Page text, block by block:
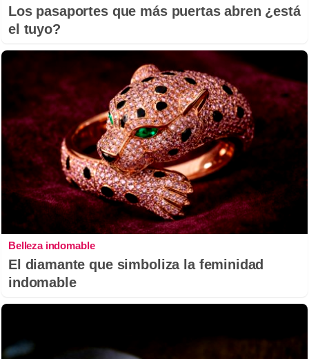
Los pasaportes que más puertas abren ¿está
el tuyo?
Belleza indomable
El diamante que simboliza la feminidad
indomable